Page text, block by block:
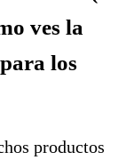
ves la
para los
productos